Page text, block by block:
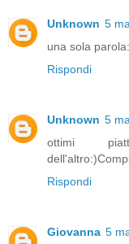
Unknown 5
una sola
Rispondi
Unknown 5
ottimi
Rispondi
Giovanna 5